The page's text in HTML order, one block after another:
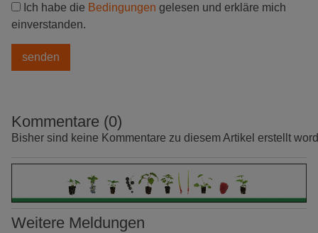
Ich habe die Bedingungen gelesen und erkläre mich
einverstanden.
Kommentare (0)
Bisher sind keine Kommentare zu diesem Artikel erstellt
Weitere Meldungen